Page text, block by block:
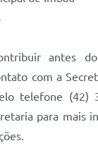
antes
com a
telefone (42)
para mais